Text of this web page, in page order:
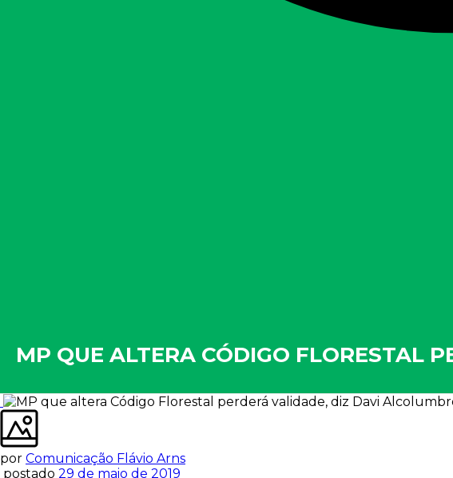
MP QUE ALTERA CÓDIGO FLORESTAL
por Comunicação Flávio Arns
postado 29 de maio de 2019